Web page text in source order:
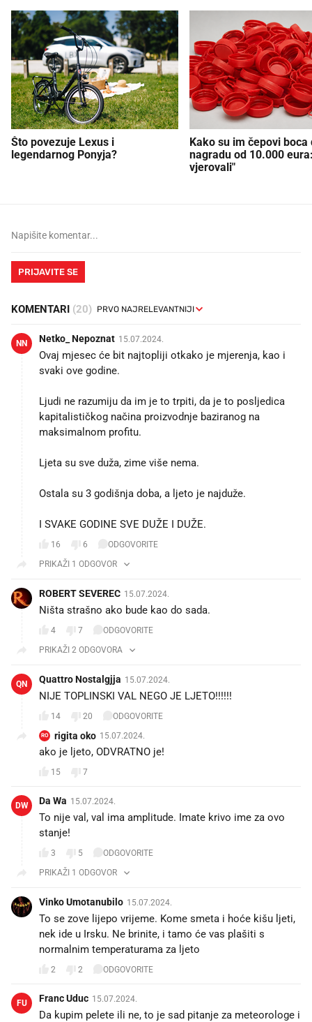
Što povezuje Lexus i
legendarnog Ponyja?
Kako su im čepovi boca
nagradu od 10.000
vjerovali"
PRIJAVITE SE
KOMENTARI (20)
NN Netko_ Nepoznat 15.07.2024.
Ovaj mjesec će bit najtopliji otkako je mjerenja, kao i
svaki ove godine.
Ljudi ne razumiju da im je to trpiti, da je to posljedica
kapitalističkog načina proizvodnje baziranog na
maksimalnom profitu.
Ljeta su sve duža, zime više nema.
Ostala su 3 godišnja doba, a ljeto je najduže.
I SVAKE GODINE SVE DUŽE I DUŽE.
16 6
ODGOVORITE
PRIKAŽI 1 ODGOVOR
ROBERT SEVEREC 15.07.2024.
Ništa strašno ako bude kao do sada.
4 7
ODGOVORITE
PRIKAŽI 2 ODGOVORA
QN Quattro Nostalgjja 15.07.2024.
NIJE TOPLINSKI VAL NEGO JE LJETO!!!!!!
14 20 ODGOVORITE
RO rigita oko 15.07.2024.
ako je ljeto, ODVRATNO je!
15 7
DW Da Wa 15.07.2024.
To nije val, val ima amplitude. Imate krivo ime za ovo
stanje!
3 5
ODGOVORITE
PRIKAŽI 1 ODGOVOR
Vinko Umotanubilo 15.07.2024.
To se zove lijepo vrijeme. Kome smeta i hoće kišu ljeti,
nek ide u Irsku. Ne brinite, i tamo će vas plašiti s
normalnim temperaturama za ljeto
2 2 ODGOVORITE
FU Franc Uduc 15.07.2024.
Da kupim pelete ili ne, to je sad pitanje za meteorologe i